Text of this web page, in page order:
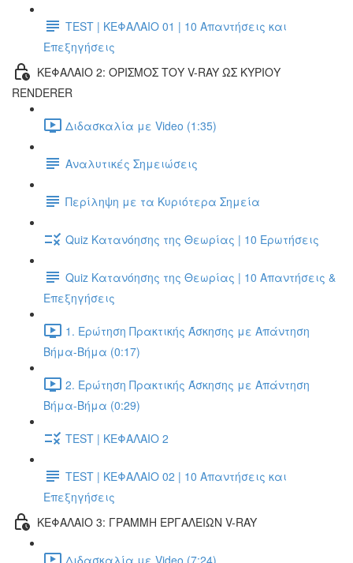
TEST | ΚΕΦΑΛΑΙΟ 01 | 10 Απαντήσεις και
Επεξηγήσεις
ΚΕΦΑΛΑΙΟ 2: ΟΡΙΣΜΟΣ ΤΟΥ V-RAY ΩΣ ΚΥΡΙΟΥ
RENDERER
Διδασκαλία με Video (1:35)
Αναλυτικές Σημειώσεις
Περίληψη με τα Κυριότερα Σημεία
Quiz Κατανόησης της Θεωρίας | 10 Ερωτήσεις
Quiz Κατανόησης της Θεωρίας | 10 Απαντήσεις &
Επεξηγήσεις
1. Ερώτηση Πρακτικής Άσκησης με Απάντηση
Βήμα-Βήμα (0:17)
2. Ερώτηση Πρακτικής Άσκησης με Απάντηση
Βήμα-Βήμα (0:29)
TEST | ΚΕΦΑΛΑΙΟ 2
TEST | ΚΕΦΑΛΑΙΟ 02 | 10 Απαντήσεις και
Επεξηγήσεις
ΚΕΦΑΛΑΙΟ 3: ΓΡΑΜΜΗ ΕΡΓΑΛΕΙΩΝ V-RAY
Διδασκαλία με Video (7:24)